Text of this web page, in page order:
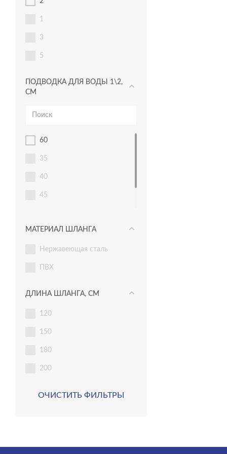
1
3
5
ПОДВОДКА ДЛЯ ВОДЫ 1\2,
СМ
60
35
40
45
55
МАТЕРИАЛ ШЛАНГА
нержавеющая сталь
ПВХ
ДЛИНА ШЛАНГА, СМ
120
150
180
200
ОЧИСТИТЬ ФИЛЬТРЫ